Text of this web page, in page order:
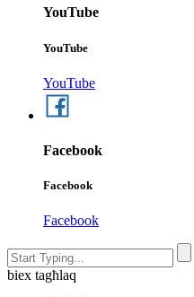
YouTube
YouTube
YouTube
Facebook
Facebook
Facebook
biex tagħlaq